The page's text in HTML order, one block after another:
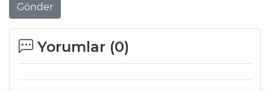
Gönder
Yorumlar (0)